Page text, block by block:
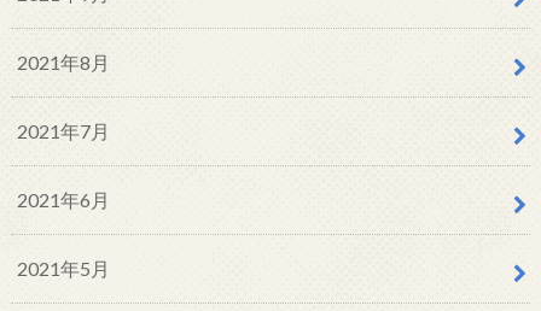
2021年8月
2021年7月
2021年6月
2021年5月